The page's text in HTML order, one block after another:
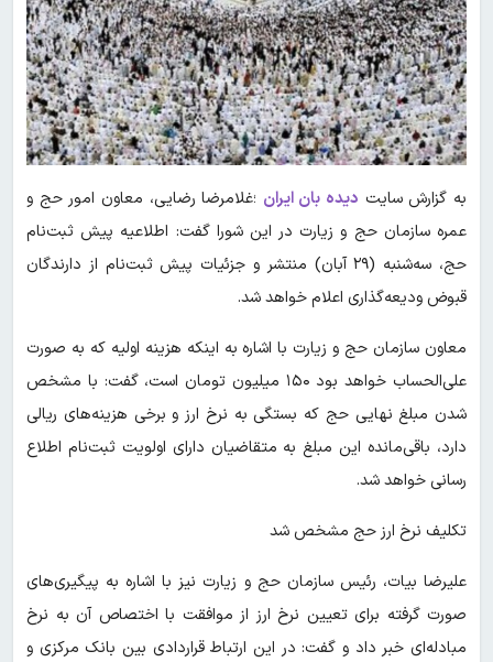
به گزارش سایت دیده بان ایران ؛غلامرضا رضایی، معاون امور حج و
عمره سازمان حج و زیارت در این شورا گفت: اطلاعیه پیش‌ ثبت‌نام
حج، سه‌شنبه (۲۹ آبان) منتشر و جزئیات پیش ثبت‌نام از دارندگان
قبوض ودیعه‌گذاری اعلام خواهد شد.
معاون سازمان حج و زیارت با اشاره به اینکه هزینه اولیه که به صورت
علی‌الحساب خواهد بود ۱۵۰ میلیون تومان است، گفت: با مشخص
شدن مبلغ نهایی حج که بستگی به نرخ ارز و برخی هزینه‌های ریالی
دارد، باقی‌مانده این مبلغ به متقاضیان دارای اولویت ثبت‌نام اطلاع
رسانی خواهد شد.
تکلیف نرخ ارز حج مشخص شد
علیرضا بیات، رئیس سازمان حج و زیارت نیز با اشاره به پیگیری‌های
صورت گرفته برای تعیین نرخ ارز از موافقت با اختصاص آن به نرخ
مبادله‌ای خبر داد و گفت: در این ارتباط قراردادی بین بانک مرکزی و